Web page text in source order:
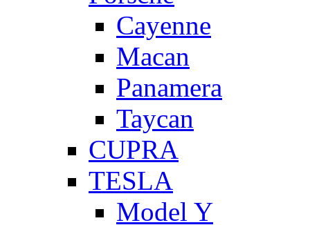
Cayenne
Macan
Panamera
Taycan
CUPRA
TESLA
Model Y